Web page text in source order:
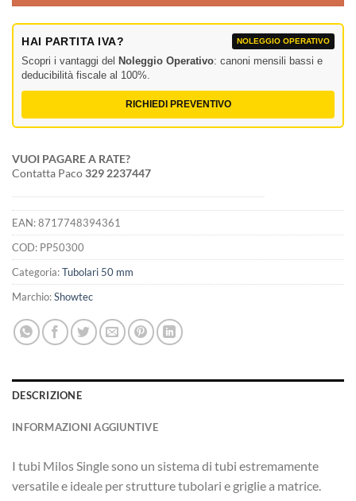
HAI PARTITA IVA? NOLEGGIO OPERATIVO
Scopri i vantaggi del Noleggio Operativo: canoni mensili bassi e
deducibilità fiscale al 100%.
RICHIEDI PREVENTIVO
VUOI PAGARE A RATE?
Contatta Paco329 2237447
EAN:8717748394361
COD: PP50300
Categoria:Tubolari 50 mm
Marchio:Showtec
DESCRIZIONE
INFORMAZIONI AGGIUNTIVE
I tubi Milos Single sono un sistema di tubi estremamente
versatile e ideale per strutture tubolari e griglie a matrice.